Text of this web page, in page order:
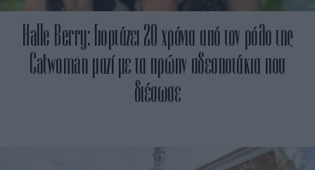
Halle Berry: Γιορτάζει 20 χρόνια από τον ρόλο της
Catwoman μαζί με τα πρώην αδεσποτάκια που
διέσωσε